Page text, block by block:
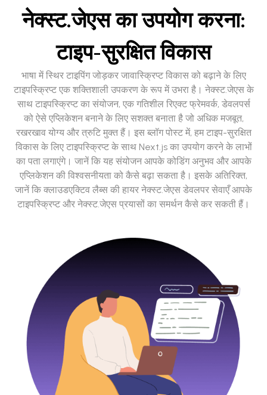
नेक्स्ट.जेएस का उपयोग करना:
टाइप-सुरक्षित विकास
भाषा में स्थिर टाइपिंग जोड़कर जावास्क्रिप्ट विकास को बढ़ाने के लिए
टाइपस्क्रिप्ट एक शक्तिशाली उपकरण के रूप में उभरा है। नेक्स्ट.जेएस के
साथ टाइपस्क्रिप्ट का संयोजन, एक गतिशील रिएक्ट फ्रेमवर्क, डेवलपर्स
को ऐसे एप्लिकेशन बनाने के लिए सशक्त बनाता है जो अधिक मजबूत,
रखरखाव योग्य और त्रुटि मुक्त हैं। इस ब्लॉग पोस्ट में, हम टाइप-सुरक्षित
विकास के लिए टाइपस्क्रिप्ट के साथ Next.js का उपयोग करने के लाभों
का पता लगाएंगे। जानें कि यह संयोजन आपके कोडिंग अनुभव और आपके
एप्लिकेशन की विश्वसनीयता को कैसे बढ़ा सकता है। इसके अतिरिक्त,
जानें कि क्लाउडएक्टिव लैब्स की हायर नेक्स्ट.जेएस डेवलपर सेवाएँ आपके
टाइपस्क्रिप्ट और नेक्स्ट.जेएस प्रयासों का समर्थन कैसे कर सकती हैं।